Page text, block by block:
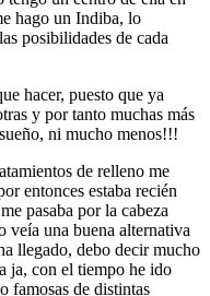
hago un Indiba, lo
posibilidades de cada
hacer, puesto que ya
y por tanto muchas más
ni mucho menos!!!
de relleno me
entonces estaba recién
pasaba por la cabeza
veía una buena alternativa
llegado, debo decir mucho
ja, con el tiempo he ido
famosas de distintas